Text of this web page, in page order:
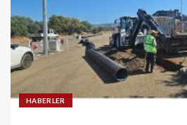
HABERLER